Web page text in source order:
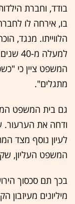
בודד, וחברת
בו, אירחה לו
הלווייתו. מנגד,
המשפט ציין כי
מתגלים".
גם בית המשפט
ודחה את הערעור.
לעיון נוסף מצד
המשפט העליון,
בכך תם סכסוך
מיליונים